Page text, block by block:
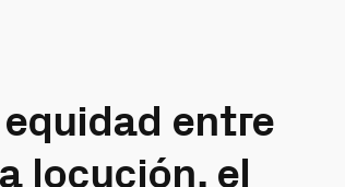
equidad entre
locución, el